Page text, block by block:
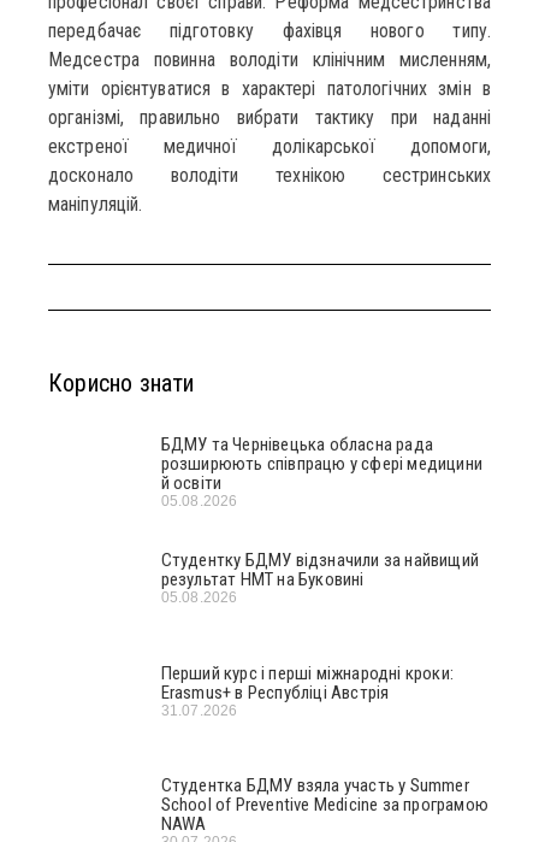
передбачає підготовку фахівця нового типу.
Медсестра повинна володіти клінічним мисленням,
уміти орієнтуватися в характері патологічних змін в
організмі, правильно вибрати тактику при наданні
екстреної медичної долікарської допомоги,
досконало володіти технікою сестринських
маніпуляцій.
Корисно знати
БДМУ та Чернівецька обласна рада
розширюють співпрацю у сфері медицини
й освіти
05.08.2026
Студентку БДМУ відзначили за найвищий
результат НМТ на Буковині
05.08.2026
Перший курс і перші міжнародні кроки:
Erasmus+ в Республіці Австрія
31.07.2026
Студентка БДМУ взяла участь у Summer
School of Preventive Medicine за програмою
NAWA